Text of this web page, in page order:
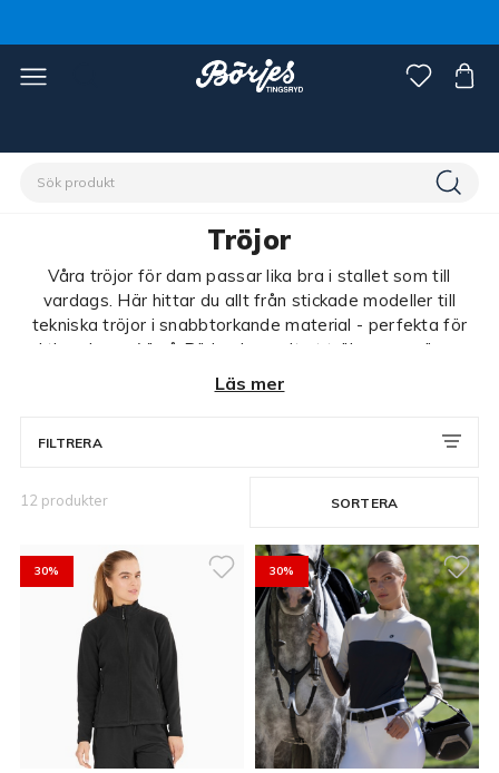
Tröjor
Våra tröjor för dam passar lika bra i stallet som till
vardags. Här hittar du allt från stickade modeller till
tekniska tröjor i snabbtorkande material - perfekta för
aktiva dagar. Vi på Börjes har valt ut tröjor som värmer
utan att bli bylsiga och som ger god rörelsefrihet under
ridning. Kombinera med en väst för lager-på-lager eller
Läs mer
FILTRERA
SORTERA
12 produkter
30% 30%